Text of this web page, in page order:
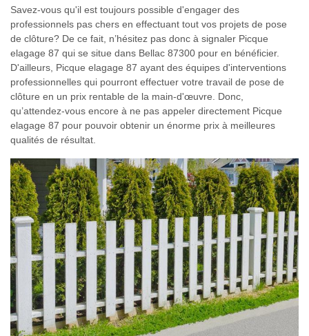
Savez-vous qu'il est toujours possible d'engager des
professionnels pas chers en effectuant tout vos projets de pose
de clôture? De ce fait, n’hésitez pas donc à signaler Picque
elagage 87 qui se situe dans Bellac 87300 pour en bénéficier.
D'ailleurs, Picque elagage 87 ayant des équipes d'interventions
professionnelles qui pourront effectuer votre travail de pose de
clôture en un prix rentable de la main-d'œuvre. Donc,
qu’attendez-vous encore à ne pas appeler directement Picque
elagage 87 pour pouvoir obtenir un énorme prix à meilleures
qualités de résultat.